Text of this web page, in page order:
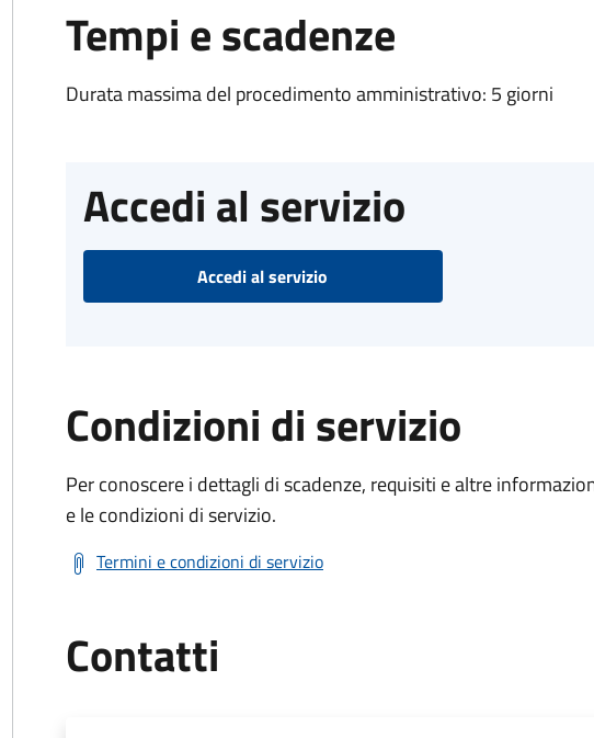
Tempi e scadenze
Durata massima del procedimento amministrativo: 5 giorni
Accedi al servizio
Accedi al servizio
Condizioni di servizio
Per conoscere i dettagli di scadenze, requisiti e altre
e le condizioni di servizio.
Termini e condizioni di servizio
Contatti